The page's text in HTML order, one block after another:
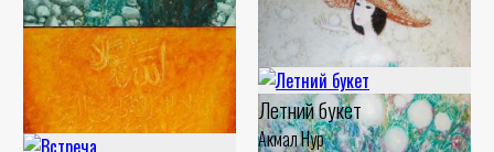
Летний букет
Акмал Нур